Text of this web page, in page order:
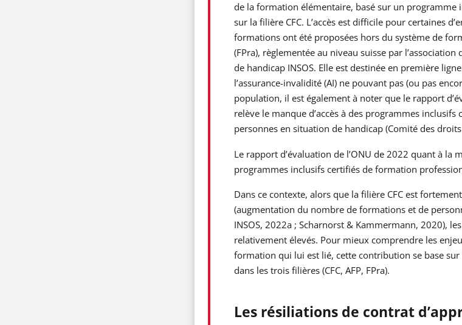
de la formation élémentaire, basé sur un
sur la filière CFC. L’accès est difficile pour certaines
formations ont été proposées hors du système de
(FPra), règlementée au niveau suisse par
de handicap INSOS. Elle est destinée en première
l’assurance-invalidité (AI) ne pouvant pas (ou pas
population, il est également à noter que le rapport
relève le manque d’accès à des programmes
personnes en situation de handicap (Comité des
Le rapport d’évaluation de l’ONU de 2022 quant à la
programmes inclusifs certifiés de formation
Dans ce contexte, alors que la filière CFC est
(augmentation du nombre de formations et de
INSOS, 2022a ; Scharnorst & Kammermann, 2020),
relativement élevés. Pour mieux comprendre les
formation qui lui est lié, cette contribution se base
dans les trois filières (CFC, AFP, FPra).
Les résiliations de contrat